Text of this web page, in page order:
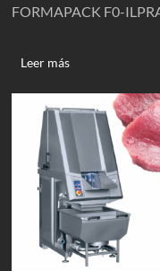
FORMAPACK F0-
Leer más